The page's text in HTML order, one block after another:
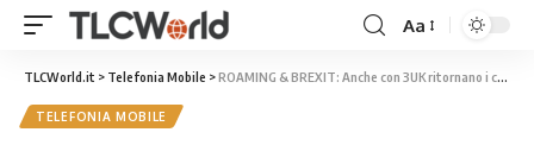
Aa
TLCWorld.it > Telefonia Mobile >ROAMING & BREXIT: Anche con 3UK ritornano i costi (DAL 2022)
TELEFONIA MOBILE